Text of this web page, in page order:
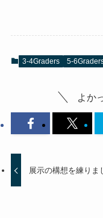
3-4Graders 5-
よか
展示の構想を練りま